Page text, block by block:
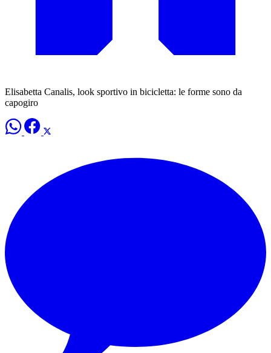
Elisabetta Canalis, look sportivo in bicicletta: le forme sono da
capogiro